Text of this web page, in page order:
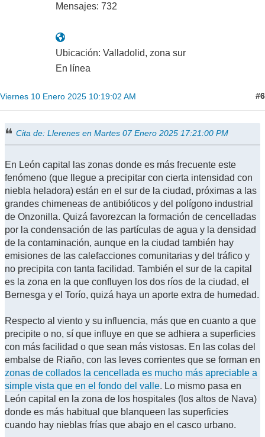
Mensajes: 732
Ubicación: Valladolid, zona sur
En línea
Viernes 10 Enero 2025 10:19:02 AM #6
Cita de: Llerenes en Martes 07 Enero 2025 17:21:00 PM
En León capital las zonas donde es más frecuente este
fenómeno (que llegue a precipitar con cierta intensidad con
niebla heladora) están en el sur de la ciudad, próximas a las
grandes chimeneas de antibióticos y del polígono industrial
de Onzonilla. Quizá favorezcan la formación de cencelladas
por la condensación de las partículas de agua y la densidad
de la contaminación, aunque en la ciudad también hay
emisiones de las calefacciones comunitarias y del tráfico y
no precipita con tanta facilidad. También el sur de la capital
es la zona en la que confluyen los dos ríos de la ciudad, el
Bernesga y el Torío, quizá haya un aporte extra de humedad.
Respecto al viento y su influencia, más que en cuanto a que
precipite o no, sí que influye en que se adhiera a superficies
con más facilidad o que sean más vistosas. En las colas del
embalse de Riaño, con las leves corrientes que se forman en
zonas de collados la cencellada es mucho más apreciable a
simple vista que en el fondo del valle. Lo mismo pasa en
León capital en la zona de los hospitales (los altos de Nava)
donde es más habitual que blanqueen las superficies
cuando hay nieblas frías que abajo en el casco urbano.